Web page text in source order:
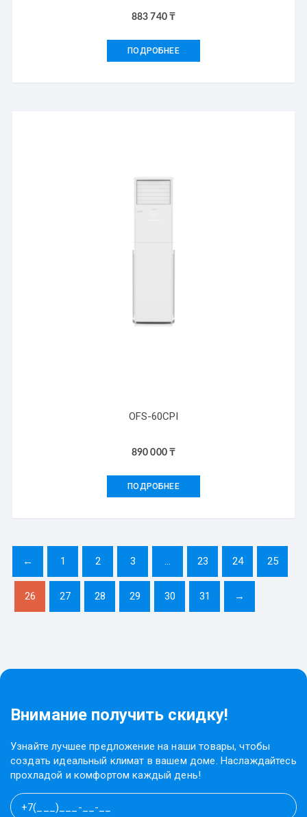
883 740₸
ПОДРОБНЕЕ
OFS-60CPI
890 000₸
ПОДРОБНЕЕ
← 1 2 3 … 23 24 25
26 27 28 29 30 31 →
Внимание получить скидку!
Узнайте лучшее предложение на наши товары, чтобы
создать идеальный климат в вашем доме. Наслаждайтесь
прохладой и комфортом каждый день!